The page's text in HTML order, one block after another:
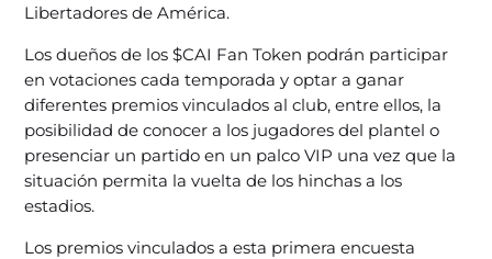
Libertadores de América.
Los dueños de los $CAI Fan Token podrán participar
en votaciones cada temporada y optar a ganar
diferentes premios vinculados al club, entre ellos, la
posibilidad de conocer a los jugadores del plantel o
presenciar un partido en un palco VIP una vez que la
situación permita la vuelta de los hinchas a los
estadios.
Los premios vinculados a esta primera encuesta